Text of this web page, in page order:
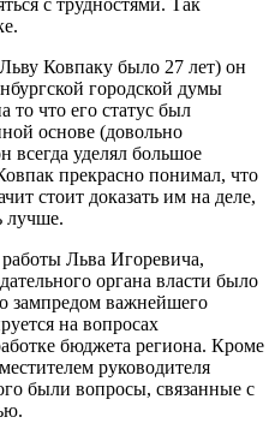
с трудностями. Так
Ковпаку было 27 лет) он
городской думы
то что его статус был
основе (довольно
всегда уделял большое
прекрасно понимал, что
стоит доказать им на деле,
лучше.
Льва Игоревича,
органа власти было
зампредом важнейшего
на вопросах
бюджета региона. Кроме
руководителя
были вопросы, связанные с